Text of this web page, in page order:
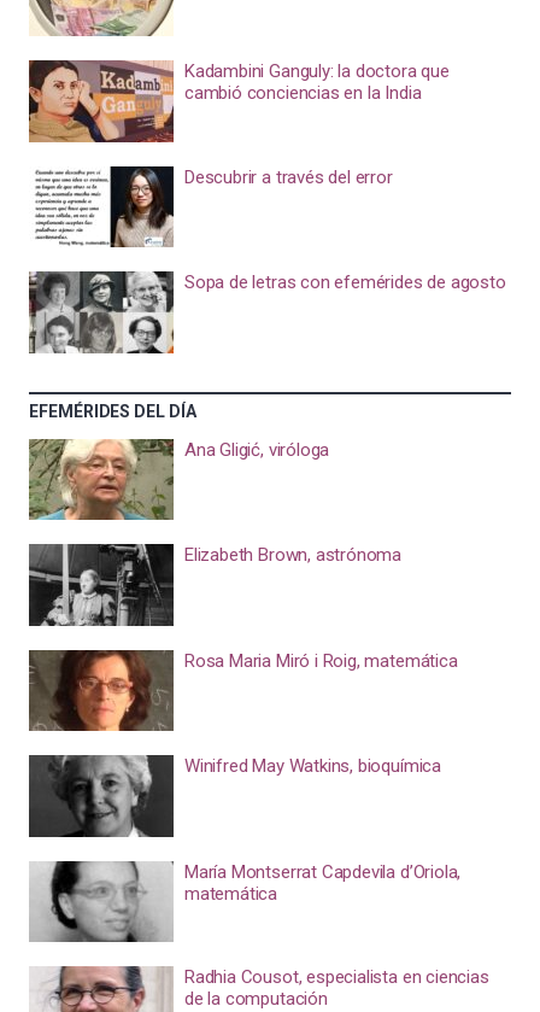
Kadambini Ganguly: la doctora que
cambió conciencias en la India
Descubrir a través del error
Sopa de letras con efemérides de agosto
EFEMÉRIDES DEL DÍA
Ana Gligić, viróloga
Elizabeth Brown, astrónoma
Rosa Maria Miró i Roig, matemática
Winifred May Watkins, bioquímica
María Montserrat Capdevila d’Oriola,
matemática
Radhia Cousot, especialista en ciencias
de la computación